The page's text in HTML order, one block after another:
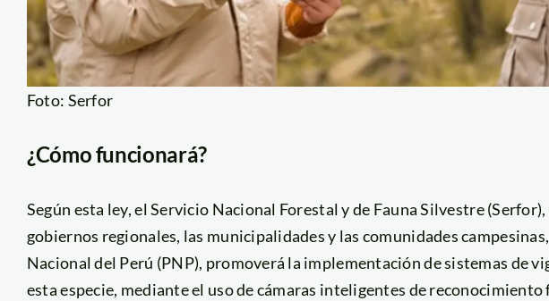
Foto: Serfor
¿Cómo funcionará?
Según esta ley, el Servicio Nacional Forestal y de Fauna Silvestre
gobiernos regionales, las municipalidades y las comunidades
Nacional del Perú (PNP), promoverá la implementación de sistemas de
esta especie, mediante el uso de cámaras inteligentes de